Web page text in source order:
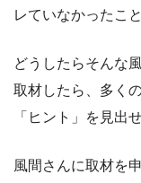
レていなかったこと
どうしたらそんな
取材したら、多く
「ヒント」を見出
風間さんに取材を